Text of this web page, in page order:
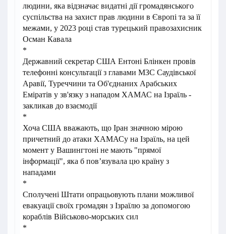
людини, яка відзначає видатні дії громадянського
суспільства на захист прав людини в Європі та за її
межами, у 2023 році став турецький правозахисник
Осман Кавала
*
Державний секретар США Ентоні Блінкен провів
телефонні консультації з главами МЗС Саудівської
Аравії, Туреччини та Об'єднаних Арабських
Еміратів у зв'язку з нападом ХАМАС на Ізраїль -
закликав до взаємодії
*
Хоча США вважають, що Іран значною мірою
причетний до атаки ХАМАСу на Ізраїль, на цей
момент у Вашингтоні не мають "прямої
інформації", яка б пов’язувала цю країну з
нападами
*
Сполучені Штати опрацьовують плани можливої
евакуації своїх громадян з Ізраїлю за допомогою
кораблів Військово-морських сил
*